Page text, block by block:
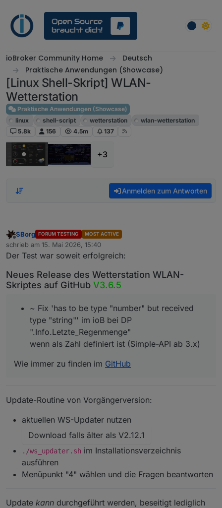
ioBroker Community Home
Deutsch
Praktische Anwendungen (Showcase)
[Linux Shell-Skript] WLAN-
Wetterstation
Praktische Anwendungen (Showcase)
linux
shell-script wetterstation
wlan-wetterstation
5.8k
156 4.5m 137
+3
Anmelden zum Antworten
Offline
SBorg FORUM TESTING MOST ACTIVE
schrieb am 15. Mai 2026, 15:40
zuletzt editiert von
Der Test war soweit erfolgreich:
Neues Release des Wetterstation WLAN-
Skriptes auf GitHub V3.6.5
~ Fix 'has to be type "number" but received
type "string"' im ioB bei DP
".Info.Letzte_Regenmenge"
wenn als Zahl definiert ist (Simple-API ab 3.x)
Wie immer zu finden im GitHub
Update-Routine von Vorgängerversion:
aktuellen WS-Updater nutzen
Download falls älter als V2.12.1
./ws_updater.sh im Installationsverzeichnis
ausführen
Menüpunkt "4" wählen und die Fragen beantworten
Update kann durchgeführt werden, beseitigt lediglich